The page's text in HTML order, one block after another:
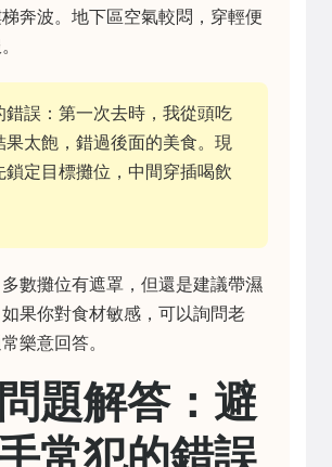
奔波。地下區空氣較悶，穿輕便
錯誤：第一次去時，我從頭吃
果太飽，錯過後面的美食。現
鎖定目標攤位，中間穿插喝飲
數攤位有遮罩，但還是建議帶濕
果你對食材敏感，可以詢問老
樂意回答。
題解答：避
常犯的錯誤